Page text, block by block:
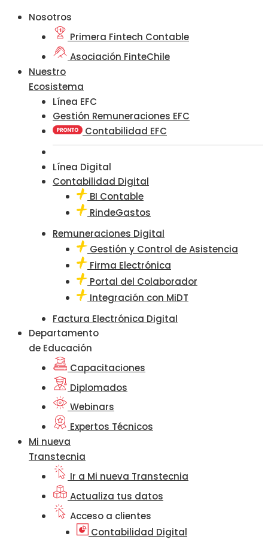
Nosotros
Primera Fintech Contable
Asociación FinteChile
Nuestro
Ecosistema
Línea EFC
Gestión Remuneraciones EFC
Contabilidad EFC
Línea Digital
Contabilidad Digital
BI Contable
RindeGastos
Remuneraciones Digital
Gestión y Control de Asistencia
Firma Electrónica
Portal del Colaborador
Integración con MiDT
Factura Electrónica Digital
Departamento
de Educación
Capacitaciones
Diplomados
Webinars
Expertos Técnicos
Mi nueva
Transtecnia
Ir a Mi nueva Transtecnia
Actualiza tus datos
Acceso a clientes
Contabilidad Digital